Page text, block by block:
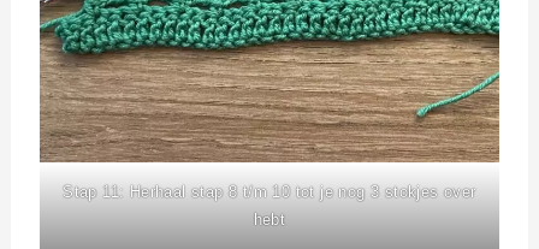
Stap 11: Herhaal stap 8 t/m 10 tot je nog 3 stokjes over
hebt